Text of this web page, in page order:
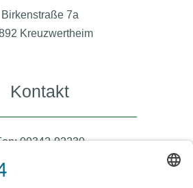
Birkenstraße 7a
Kreuzwertheim
Kontakt
09342-92230
09342-922340
ruehrschneck.de